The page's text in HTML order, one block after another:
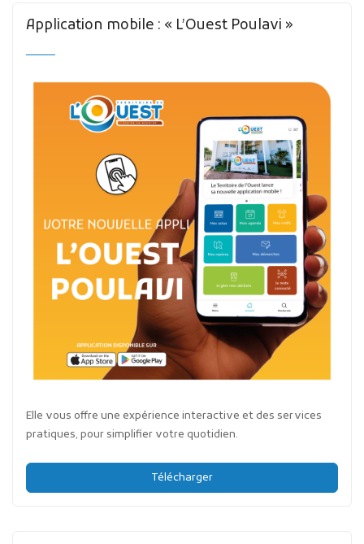
Application mobile : « L’Ouest Poulavi »
Elle vous offre une expérience interactive et des services
pratiques, pour simplifier votre quotidien.
Télécharger